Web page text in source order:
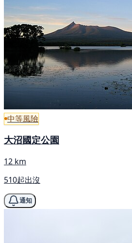
中等風險
大沼國定公園
12 km
510起出沒
通知